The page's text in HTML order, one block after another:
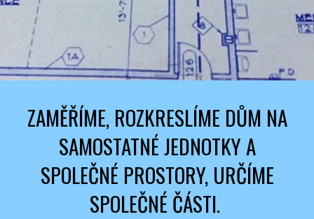
ZAMĚŘÍME, ROZKRESLÍME DŮM NA
SAMOSTATNÉ JEDNOTKY A
SPOLEČNÉ PROSTORY, URČÍME
SPOLEČNÉ ČÁSTI.